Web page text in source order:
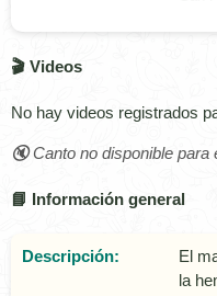
🎬 Videos
No hay videos registrados
🔇 Canto no disponible para
📘 Información general
Descripción:
El
la